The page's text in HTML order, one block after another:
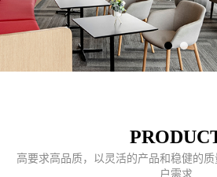
高要求高品质，以灵活的产品和稳健的
户需求